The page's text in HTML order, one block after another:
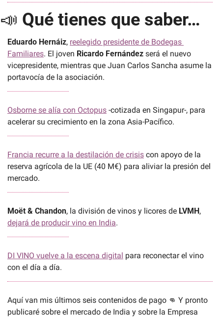
📣 Qué tienes que saber…
Eduardo Hernáiz, reelegido presidente de Bodegas
Familiares. El joven Ricardo Fernández será el nuevo
vicepresidente, mientras que Juan Carlos Sancha asume la
portavocía de la asociación.
Osborne se alía con Octopus -cotizada en Singapur-, para
acelerar su crecimiento en la zona Asia-Pacífico.
Francia recurre a la destilación de crisis con apoyo de la
reserva agrícola de la UE (40 M€) para aliviar la presión del
mercado.
Moët & Chandon, la división de vinos y licores de LVMH
dejará de producir vino en India.
DI VINO vuelve a la escena digital para reconectar el vino
con el día a día.
Aquí van mis últimos seis contenidos de pago 👊 Y pronto
publicaré sobre el mercado de India y sobre la Empresa